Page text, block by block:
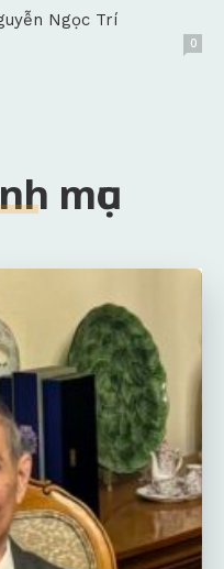
Ngọc Trí
0
mục